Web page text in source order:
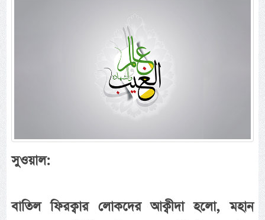
সুওয়াল:
বাতিল ফিরক্বার লোকদের আক্বীদা হলো, মহান